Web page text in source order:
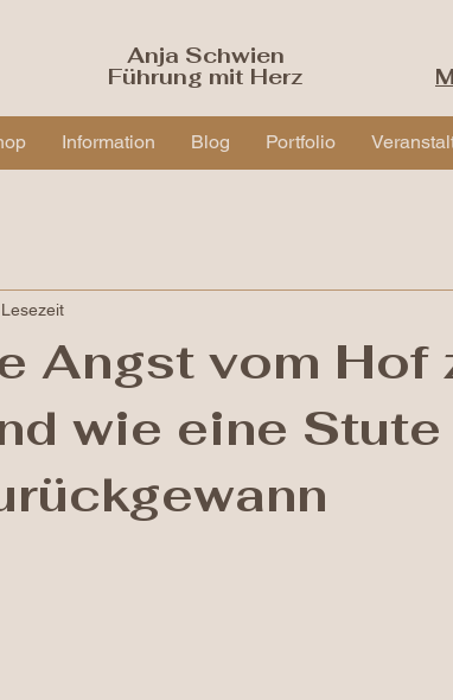
Anja Schwien
Führung mit Herz
Information Blog Portfolio
Angst vom Hof
wie eine